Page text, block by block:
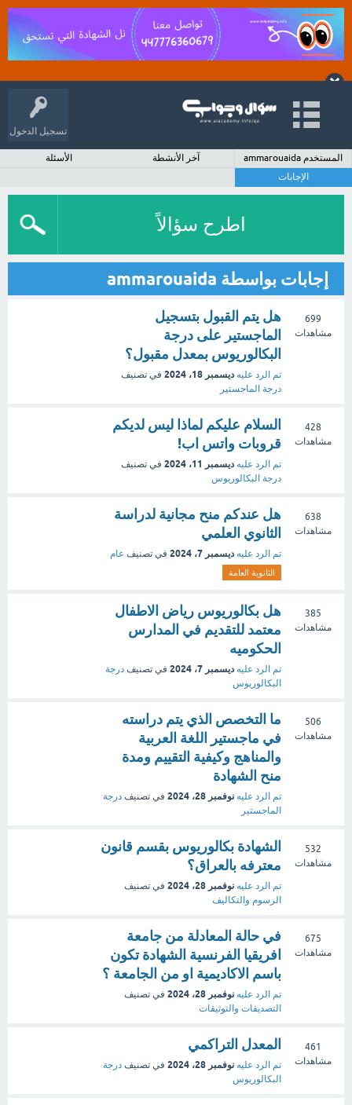
تسجيل الدخول
المستخدم ammarouaida آخر الأنشطة
الأسئلة
الإجابات
اطرح سؤالاً
إجابات بواسطة ammarouaida
699
مشاهدات
هل يتم القبول بتسجيل
الماجستير على درجة
البكالوريوس بمعدل مقبول؟
تم الرد عليه ديسمبر 18، 2024
في تصنيف
درجة الماجستير
428
مشاهدات
السلام عليكم لماذا ليس لديكم
قروبات واتس اب!
تم الرد عليه ديسمبر 11، 2024
في تصنيف
درجة البكالوريوس
638
مشاهدات
هل عندكم منح مجانية لدراسة
الثانوي العلمي
تم الرد عليه ديسمبر 7، 2024 في تصنيف عام
الثانوية العامة
385
مشاهدات
هل بكالوريوس رياض الاطفال
معتمد للتقديم في المدارس
الحكوميه
تم الرد عليه ديسمبر 7، 2024 في تصنيف درجة
البكالوريوس
506
مشاهدات
ما التخصص الذي يتم دراسته
في ماجستير اللغة العربية
والمناهج وكيفية التقييم ومدة
منح الشهادة
تم الرد عليه نوفمبر 28، 2024 في تصنيف درجة
الماجستير
532
مشاهدات
الشهادة بكالوريوس بقسم قانون
معترفه بالعراق؟
تم الرد عليه نوفمبر 28، 2024
في تصنيف
الرسوم والتكاليف
675
مشاهدات
في حالة المعادلة من جامعة
افريقيا الفرنسية الشهادة تكون
باسم الاكاديمية او من الجامعة ؟
تم الرد عليه نوفمبر 28، 2024
في تصنيف
التصديقات والتوثيقات
461
مشاهدات
المعدل التراكمي
تم الرد عليه نوفمبر 28، 2024 في تصنيف درجة
البكالوريوس